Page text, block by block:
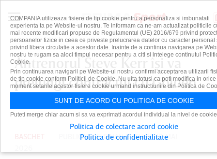
Antrenorul Steve Kerr îşi va
prelungi contractul cu Golden
State Warriors
PUBLICAT DEDAIAN CUTUPE 10 MAI
COMPANIA utilizeaza fisiere de tip cookie pentru a personaliza si imbunatati
experienta ta pe Website-ul nostru. Te informam ca ne-am actualizat politicile
mai recente modificari propuse de Regulamentul (UE) 2016/679 privind
persoanelor fizice in ceea ce priveste prelucrarea datelor cu caracter personal
privind libera circulatie a acestor date. Inainte de a continua navigarea pe
nostru te rugam sa aloci timpul necesar pentru a citi si intelege continutul
Cookie.
Prin continuarea navigarii pe Website-ul nostru confirmi acceptarea utilizarii
de tip cookie conform Politicii de Cookie. Nu uita totusi ca poti modifica in orice
moment setarile acestor fisiere cookie urmand instructiunile din Politica de
SUNT DE ACORD CU POLITICA DE COOKIE
Puteti merge chiar acum si sa va exprimati acordul individual la nivel de
Politica de colectare acord cookie
Politica de confidentialitate